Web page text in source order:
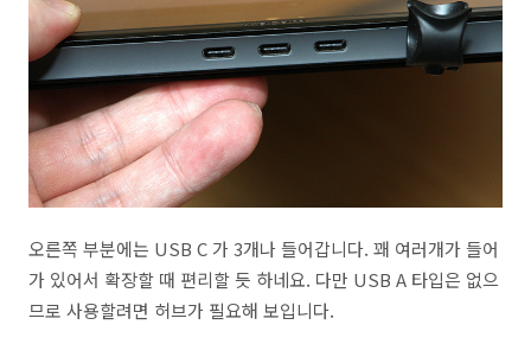
오른쪽 부분에는 USB C 가 3개나 들어갑니다. 꽤 여러개가 들어
가 있어서 확장할 때 편리할 듯 하네요. 다만 USB A 타입은 없으
므로 사용할려면 허브가 필요해 보입니다.